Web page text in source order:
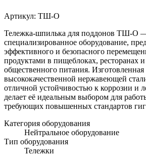
Артикул: ТШ-О
Тележка-шпилька для поддонов ТШ-О
специализированное оборудование,
эффективного и безопасного
продуктами в пищеблоках, ресторанах
общественного питания. Изготовленная
высококачественной нержавеющей
отличной устойчивостью к коррозии и
делает её идеальным выбором для
требующих повышенных стандартов
Категория оборудования
Нейтральное оборудование
Тип оборудования
Тележки